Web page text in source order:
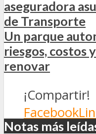
aseguradora
de Transporte
Un parque
riesgos, costos
renovar
¡Compartir!
Facebook
Notas más